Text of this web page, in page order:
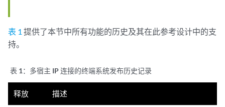
表 1 提供了本节中所有功能的历史及其在此参考设计中的支
持。
表 1： 多宿主 IP 连接的终端系统发布历史记录
释放 描述